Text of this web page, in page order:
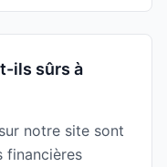
ils sûrs à
notre site sont
financières